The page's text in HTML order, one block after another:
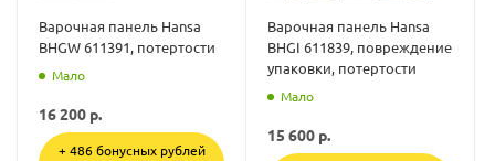
Варочная панель Hansa
BHGW 611391, потертости
Мало
16 200 р.
+ 486 бонусных рублей
Варочная панель Hansa
BHGI 611839, повреждение
упаковки, потертости
Мало
15 600 р.